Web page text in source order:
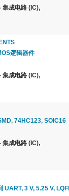
集成电路 (IC),
逻辑器件
集成电路 (IC),
74HC123, SOIC16
集成电路 (IC),
UART, 3 V, 5.25 V,